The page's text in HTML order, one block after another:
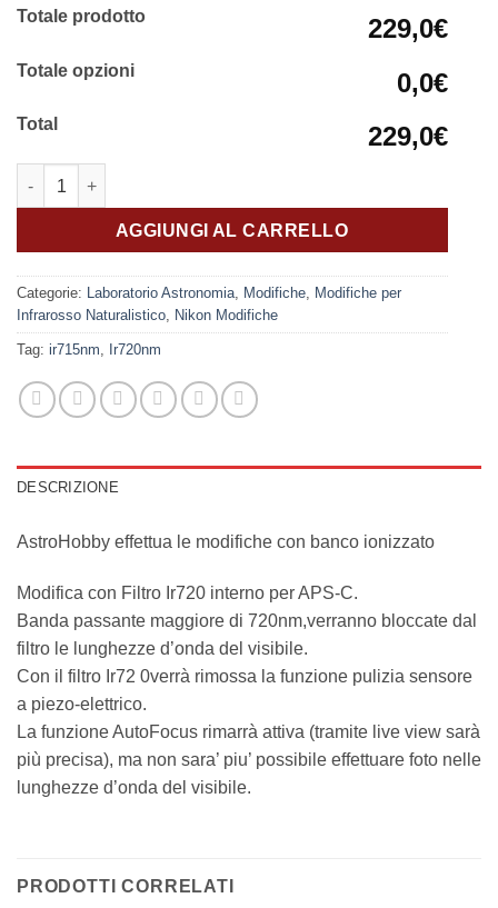
Totale prodotto 229,0€
Totale opzioni 0,0€
Total 229,0€
AGGIUNGI AL CARRELLO
Categorie: Laboratorio Astronomia Modifiche Modifiche per
Infrarosso Naturalistico Nikon Modifiche
Tag: ir715nm Ir720nm
DESCRIZIONE
AstroHobby effettua le modifiche con banco ionizzato
Modifica con Filtro Ir720 interno per APS-C.
Banda passante maggiore di 720nm,verranno bloccate dal
filtro le lunghezze d’onda del visibile.
Con il filtro Ir72 0verrà rimossa la funzione pulizia sensore
a piezo-elettrico.
La funzione AutoFocus rimarrà attiva (tramite live view sarà
più precisa), ma non sara’ piu’ possibile effettuare foto nelle
lunghezze d’onda del visibile.
PRODOTTI CORRELATI